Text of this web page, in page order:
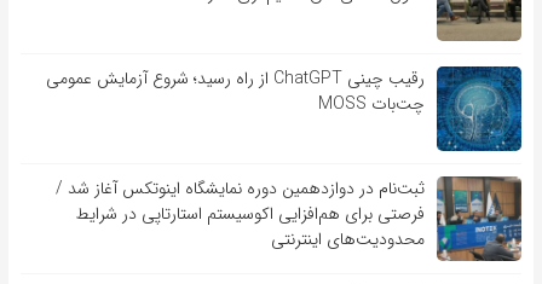
رقیب چینی ChatGPT از راه رسید؛ شروع آزمایش عمومی
چت‌بات MOSS
ثبت‌نام در دوازدهمین دوره نمایشگاه اینوتکس آغاز شد /
فرصتی برای هم‌افزایی اکوسیستم استارتاپی در شرایط
محدودیت‌های اینترنتی